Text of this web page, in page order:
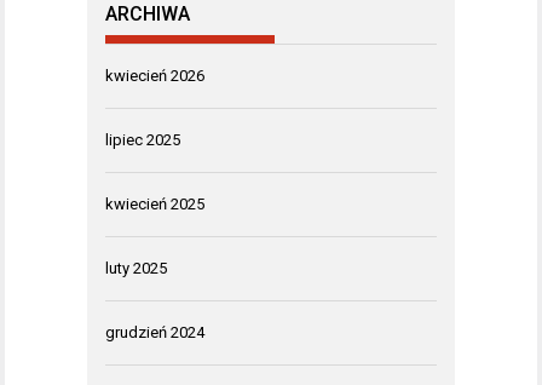
ARCHIWA
kwiecień 2026
lipiec 2025
kwiecień 2025
luty 2025
grudzień 2024